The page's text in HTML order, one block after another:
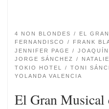
4 NON BLONDES
EL
FERNANDISCO
FRANK
JENNIFER PAGE
JORGE SÁNCHEZ
TOKIO HOTEL
TONI
YOLANDA VALENCIA
El Gran Musical